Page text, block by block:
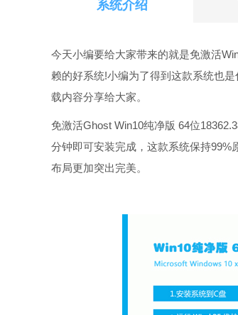
系统介绍
今天小编要给大家带来的就是免激活
赖的好系统!小编为了得到这款系统也
载内容分享给大家。
免激活Ghost Win10纯净版 64位
分钟即可安装完成，这款系统保持
布局更加突出完美。